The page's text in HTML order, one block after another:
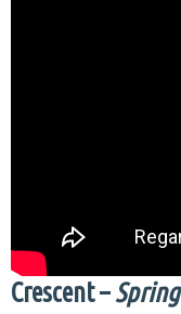
Crescent –Spring